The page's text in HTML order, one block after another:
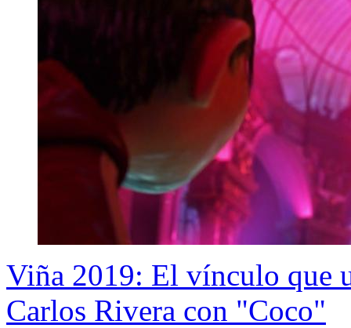
Viña 2019: El vínculo que
Carlos Rivera con "Coco"